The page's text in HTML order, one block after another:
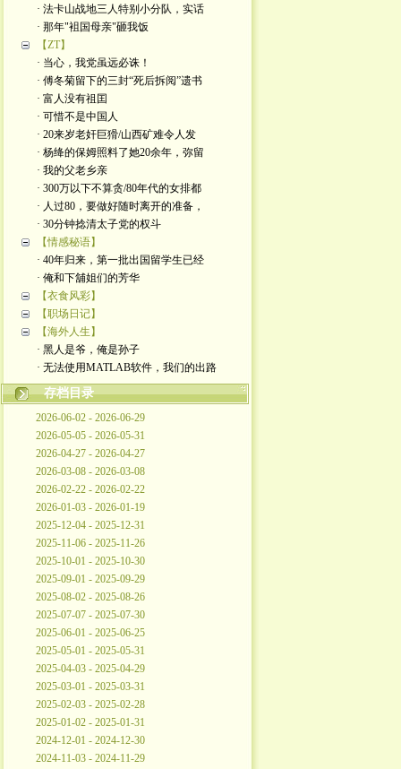
· 法卡山战地三人特别小分队，实话
· 那年"袓国母亲"砸我饭
【ZT】
· 当心，我党虽远必诛！
· 傅冬菊留下的三封“死后拆阅”遗书
· 富人没有祖囯
· 可惜不是中国人
· 20来岁老奸巨猾/山西矿难令人发
· 杨绛的保姆照料了她20余年，弥留
· 我的父老乡亲
· 300万以下不算贪/80年代的女排都
· 人过80，要做好随时离开的准备，
· 30分钟捻清太子党的权斗
【情感秘语】
· 40年归来，第一批出国留学生已经
· 俺和下舖姐们的芳华
【衣食风彩】
【职场日记】
【海外人生】
· 黑人是爷，俺是孙子
· 无法使用MATLAB软件，我们的出路
存档目录
2026-06-02 - 2026-06-29
2026-05-05 - 2026-05-31
2026-04-27 - 2026-04-27
2026-03-08 - 2026-03-08
2026-02-22 - 2026-02-22
2026-01-03 - 2026-01-19
2025-12-04 - 2025-12-31
2025-11-06 - 2025-11-26
2025-10-01 - 2025-10-30
2025-09-01 - 2025-09-29
2025-08-02 - 2025-08-26
2025-07-07 - 2025-07-30
2025-06-01 - 2025-06-25
2025-05-01 - 2025-05-31
2025-04-03 - 2025-04-29
2025-03-01 - 2025-03-31
2025-02-03 - 2025-02-28
2025-01-02 - 2025-01-31
2024-12-01 - 2024-12-30
2024-11-03 - 2024-11-29